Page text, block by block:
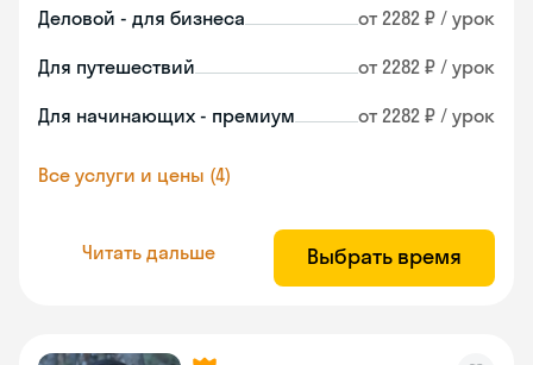
Деловой - для бизнеса от 2282 ₽ / урок
Для путешествий от 2282 ₽ / урок
Для начинающих - премиум от 2282 ₽ / урок
Все услуги и цены (4)
Читать дальше Выбрать время